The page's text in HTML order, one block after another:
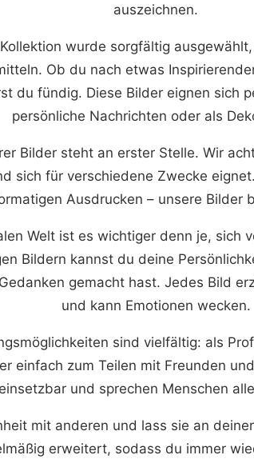
auszeichnen.
wurde sorgfältig
Ob du nach etwas
du fündig. Diese Bilder eignen sich
persönliche Nachrichten oder als
Bilder steht an erster Stelle. Wir
sich für verschiedene Zwecke
Ausdrucken – unsere Bilder
Welt ist es wichtiger denn je, sich
Bildern kannst du deine
gemacht hast. Jedes Bild
und kann Emotionen wecken.
sind vielfältig: als
einfach zum Teilen mit Freunden
und sprechen Menschen
mit anderen und lass sie an
erweitert, sodass du immer